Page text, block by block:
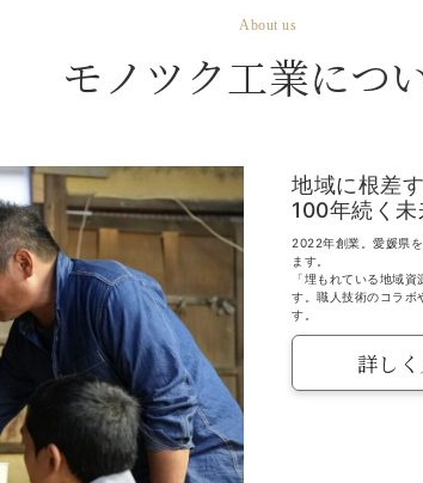
About us
モノツク工業につ
地域に根差
100年続く未
2022年創業。愛媛県
ます。
「埋もれている地域
す。職人技術のコラボ
す。
詳し